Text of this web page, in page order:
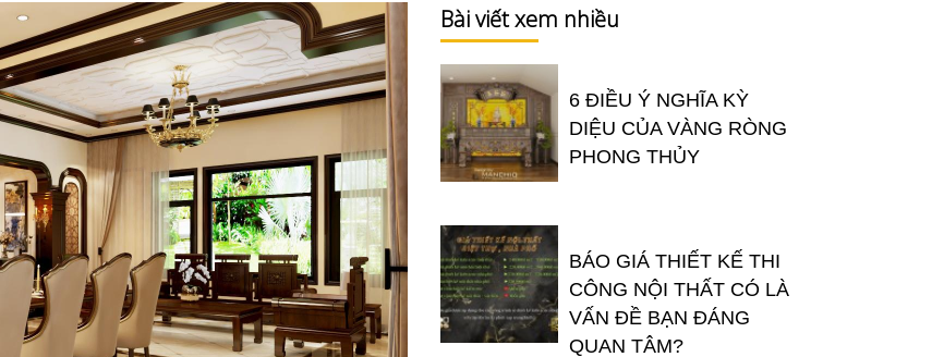
Bài viết xem nhiều
6 ĐIỀU Ý NGHĨA KỲ
DIỆU CỦA VÀNG RÒNG
PHONG THỦY
BÁO GIÁ THIẾT KẾ THI
CÔNG NỘI THẤT CÓ LÀ
VẤN ĐỀ BẠN ĐÁNG
QUAN TÂM?